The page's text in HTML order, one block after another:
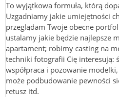
To wyjątkowa formuła, którą
Uzgadniamy jakie umiejętności
przeglądam Twoje obecne
ustalamy jakie będzie najlepsze
apartament; robimy casting na
techniki fotografii Cię interesują:
współpraca i pozowanie
może podbudowanie pewności
retusz itd.